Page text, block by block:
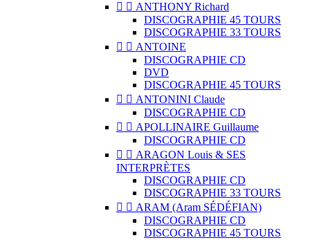
  ANTHONY Richard
DISCOGRAPHIE 45 TOURS
DISCOGRAPHIE 33 TOURS
  ANTOINE
DISCOGRAPHIE CD
DVD
DISCOGRAPHIE 45 TOURS
  ANTONINI Claude
DISCOGRAPHIE CD
  APOLLINAIRE Guillaume
DISCOGRAPHIE CD
  ARAGON Louis & SES
INTERPRÈTES
DISCOGRAPHIE CD
DISCOGRAPHIE 33 TOURS
  ARAM (Aram SÉDÉFIAN)
DISCOGRAPHIE CD
DISCOGRAPHIE 45 TOURS